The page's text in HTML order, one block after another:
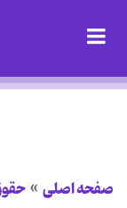
صفحه اصلی